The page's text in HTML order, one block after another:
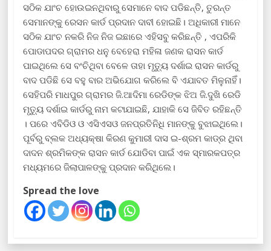
ସଠିକ ଯାଂଚ ହୋଉଇନଥିବାରୁ ସେମାନେ ବାଦ ପଡିଛନ୍ତି, ତୁରନ୍ତ
ସେମାନଙ୍କୁ ରେସନ କାର୍ଡ ପ୍ରଦାନ ଦାବୀ ହୋଇଛି। ଅଧିକାରୀ ମାନେ
ସଠିକ ଯାଂଚ ନକରି ନିଜ ନିଜ ଇଛାରେ ଏହିସବୁ କରିଛନ୍ତି , ଏପରିକି
ପୋଡାପଦର ଗ୍ରାମର ଧନୁ ବେହେରା ମହିଳା ଜଣକ ରାସନ କାର୍ଡ
ପାଇଥିଲେ ସେ ବଂଚିଥିବା ବେଳେ ତାହା ମୃତ୍ୟୁ ଦର୍ଶାଇ ରାସନ କାର୍ଡରୁ
ବାଦ ପଡିଛି ସେ ବହୁ ବାର ଅଭିଯୋଗ କରିଲେ ବି ଏଯାବତ ମିଳୁନାହିଁ।
ସେହିପରି ମାଧପୁର ଗ୍ରାମର ଜି.ଆଦିମା ରେଡିଙ୍କ ଝିଅ ଜି.ଦୁଖି ରେଡି
ମୃତ୍ୟୁ ଦର୍ଶାଇ କାର୍ଡରୁ ନାମ କଟାଯାଇଛି, ଯାହାକି ସେ ଜିବିତ ରହିଛନ୍ତି
। ପରେ ଏବିଡିଓ ଓ ଏସିଏସଓ ଜନପ୍ରତିନିଧି ମାନଙ୍କୁ ବୁଝାଇଥିଲେ।
ପୂର୍ବରୁ ବ୍ଲକ ଅଧ୍ୟକ୍ଷା କିରଣ କୁମାରୀ ଦାସ ଇ-ଶ୍ରମ କାଡ୍ର ଥିବା
ଦାଦନ ଶ୍ରମିକଙ୍କ ରାସନ କାର୍ଡ ଯୋଡିବା ପାଇଁ ଏକ ସ୍ମାରକପତ୍ର
ମଧ୍ୟମରେ ଜିଲାପାଳଙ୍କୁ ପ୍ରଦାନ କରିଥିଲେ।
Spread the love